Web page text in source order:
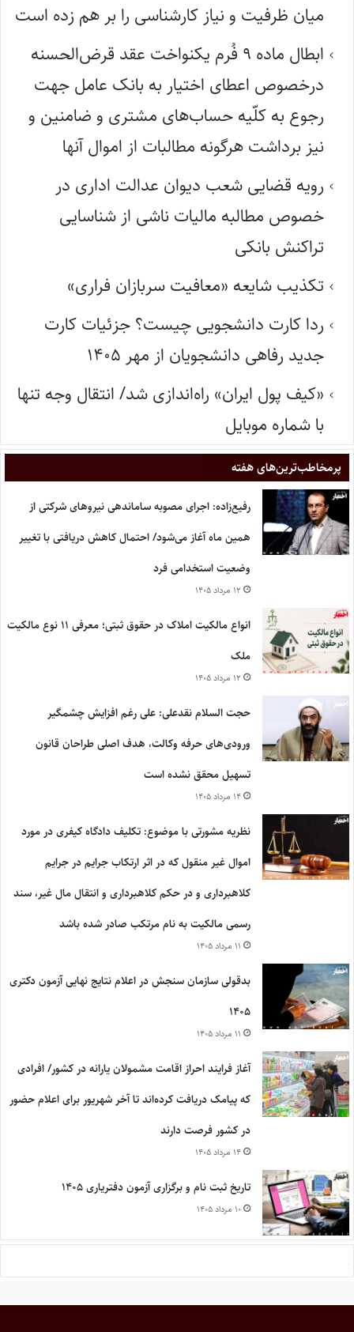
میان ظرفیت و نیاز کارشناسی را بر هم زده است
ابطال ماده ۹ فُرم یکنواخت عقد قرض‌الحسنه
درخصوص اعطای اختیار به بانک عامل جهت
رجوع به کلّیه حساب‌های مشتری و ضامنین و
نیز برداشت هرگونه مطالبات از اموال آنها
رویه قضایی شعب دیوان عدالت اداری در
خصوص مطالبه مالیات ناشی از شناسایی
تراکنش بانکی
تکذیب شایعه «معافیت سربازان فراری»
ردا کارت دانشجویی چیست؟ جزئیات کارت
جدید رفاهی دانشجویان از مهر ۱۴۰۵
«کیف پول ایران» راه‌اندازی شد/ انتقال وجه تنها
با شماره موبایل
پر‌مخاطب‌ترین‌های هفته
رفیع‌زاده: اجرای مصوبه ساماندهی نیروهای شرکتی از
همین ماه آغاز می‌شود/ احتمال کاهش دریافتی با تغییر
وضعیت استخدامی فرد
۱۲ مرداد ۱۴۰۵
انواع مالکیت املاک در حقوق ثبتی؛ معرفی ۱۱ نوع مالکیت
ملک
۱۲ مرداد ۱۴۰۵
حجت السلام نقدعلی: علی رغم افزایش چشمگیر
ورودی‌های حرفه وکالت، هدف اصلی طراحان قانون
تسهیل محقق نشده است
۱۴ مرداد ۱۴۰۵
نظریه مشورتی با موضوع: تکلیف دادگاه کیفری در مورد
اموال غیر منقول که در اثر ارتکاب جرایم در جرایم
کلاهبرداری و در حکم کلاهبرداری و انتقال مال غیر، سند
رسمی مالکیت به نام مرتکب صادر شده باشد
۱۱ مرداد ۱۴۰۵
بدقولی سازمان سنجش در اعلام نتایج نهایی آزمون دکتری
۱۴۰۵
۱۱ مرداد ۱۴۰۵
آغاز فرایند احراز اقامت مشمولان یارانه در کشور/ افرادی
که پیامک دریافت کرده‌اند تا آخر شهریور برای اعلام حضور
در کشور فرصت دارند
۱۴ مرداد ۱۴۰۵
تاریخ ثبت نام و برگزاری آزمون دفتریاری ۱۴۰۵
۱۰ مرداد ۱۴۰۵